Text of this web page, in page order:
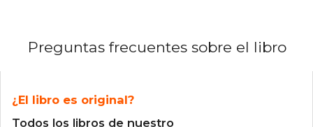
Preguntas frecuentes sobre el libro
¿El libro es original?
Todos los libros de nuestro